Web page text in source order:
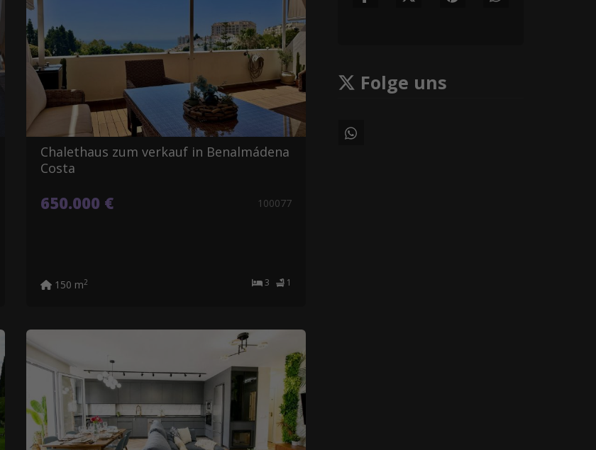
Chalethaus zum verkauf in Benalmádena
Costa
650.000 € 100077
3 1
150 m2
Folge uns